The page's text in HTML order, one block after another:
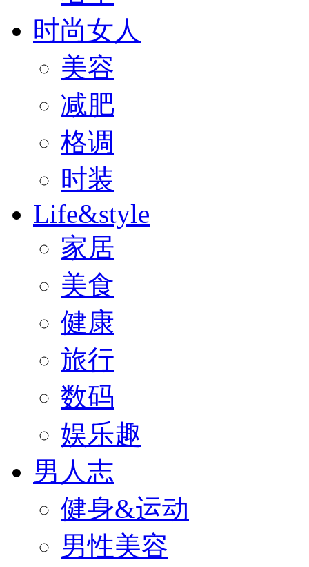
时尚女人
美容
减肥
格调
时装
Life&style
家居
美食
健康
旅行
数码
娱乐趣
男人志
健身&运动
男性美容